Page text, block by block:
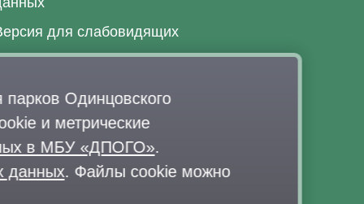
для слабовидящих
через Telegram-канал
парка
Одинцовского
и метрические
в МБУ «ДПОГО».
данных. Файлы cookie можно